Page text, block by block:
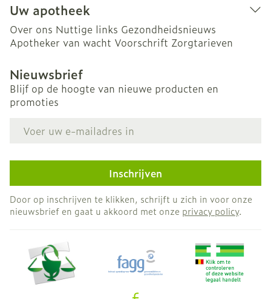
Uw apotheek
Over ons Nuttige links Gezondheidsnieuws
Apotheker van wacht Voorschrift Zorgtarieven
Nieuwsbrief
Blijf op de hoogte van nieuwe producten en
promoties
Inschrijven
Door op inschrijven te klikken, schrijft u zich in voor onze
nieuwsbrief en gaat u akkoord met onze privacy policy.